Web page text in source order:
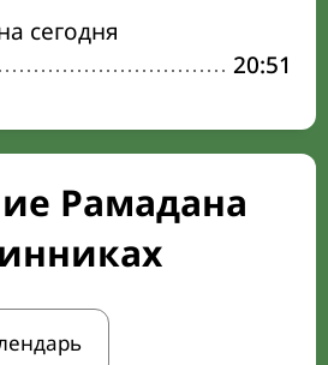
сегодня
20:51
Рамадана